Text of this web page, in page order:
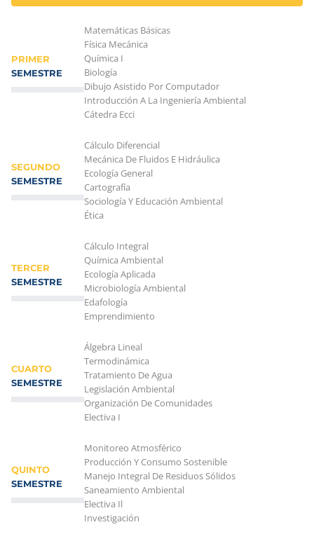
PRIMER
SEMESTRE
Matemáticas Básicas
Física Mecánica
Química I
Biología
Dibujo Asistido Por Computador
Introducción A La Ingeniería Ambiental
Cátedra Ecci
SEGUNDO
SEMESTRE
Cálculo Diferencial
Mecánica De Fluidos E Hidráulica
Ecología General
Cartografía
Sociología Y Educación Ambiental
Ética
TERCER
SEMESTRE
Cálculo Integral
Química Ambiental
Ecología Aplicada
Microbiología Ambiental
Edafología
Emprendimiento
CUARTO
SEMESTRE
Álgebra Lineal
Termodinámica
Tratamiento De Agua
Legislación Ambiental
Organización De Comunidades
Electiva I
QUINTO
SEMESTRE
Monitoreo Atmosférico
Producción Y Consumo Sostenible
Manejo Integral De Residuos Sólidos
Saneamiento Ambiental
Electiva Il
Investigación